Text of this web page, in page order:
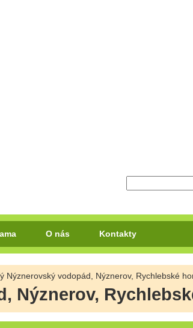
O nás Kontakty
Nýznerovský vodopád, Nýznerov, Rychlebské
Nýznerov,